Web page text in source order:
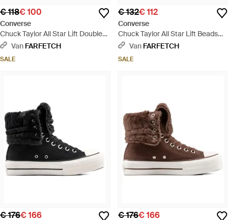
€ 118€ 100
Converse
Chuck Taylor All Star Lift Double
Stack Sneakers Met Plateauzool -
Van FARFETCH
SALE
€ 132€ 112
Converse
Chuck Taylor All Star Lift Beads
Sneakers Met Plateauzool - Roze
Van FARFETCH
SALE
€ 176€ 166 € 176€ 166